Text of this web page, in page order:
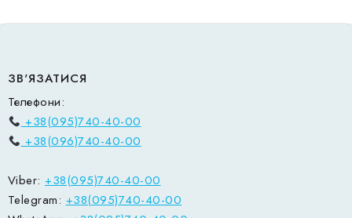
ЗВ'ЯЗАТИСЯ
Телефони:
+38(095)740-40-00
+38(096)740-40-00
Viber: +38(095)740-40-00
Telegram: +38(095)740-40-00